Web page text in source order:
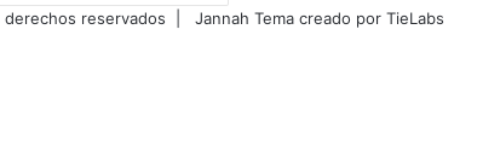
reservados |
Jannah Tema creado por TieLabs